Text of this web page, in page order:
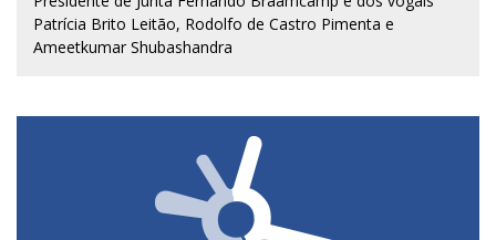
Patrícia Brito Leitão, Rodolfo de Castro Pimenta e
Ameetkumar Shubashandra